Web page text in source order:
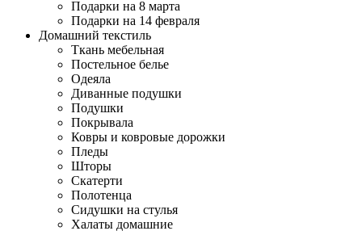
Подарки на 8 марта
Подарки на 14 февраля
Домашний текстиль
Ткань мебельная
Постельное белье
Одеяла
Диванные подушки
Подушки
Покрывала
Ковры и ковровые дорожки
Пледы
Шторы
Скатерти
Полотенца
Сидушки на стулья
Халаты домашние